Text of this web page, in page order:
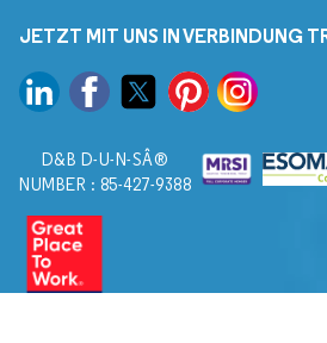
JETZT MIT UNS IN VERBINDUNG
D&B D-U-N-SÂ®
NUMBER : 85-427-9388